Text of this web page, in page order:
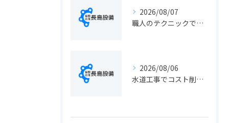
2026/08/07
職人のテクニックで出会う静岡県静岡市の伝統工芸と学びの魅力徹底解説
2026/08/06
水道工事でコスト削減を実現する静岡県静岡市の手続きと費用見直しポイント